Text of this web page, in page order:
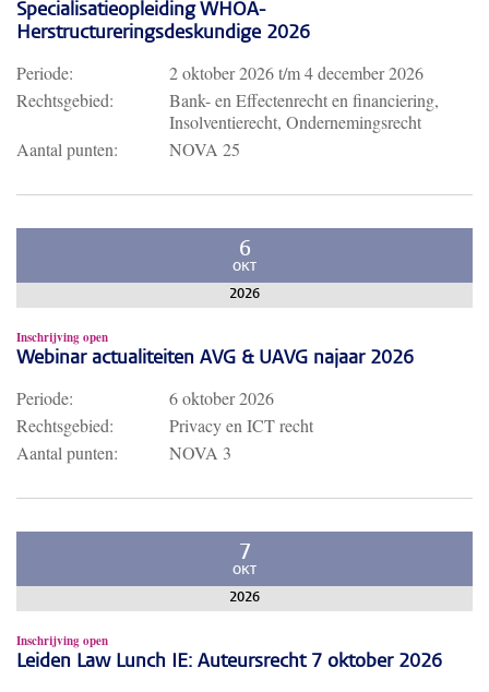
Specialisatieopleiding WHOA-
Herstructureringsdeskundige 2026
Periode: 2 oktober 2026t/m4 december 2026
Rechtsgebied:
Bank- en Effectenrecht en financiering,
Insolventierecht, Ondernemingsrecht
Aantal punten:
NOVA 25
6
OKT
2026
Inschrijving open
Webinar actualiteiten AVG & UAVG najaar 2026
Periode:
6 oktober 2026
Rechtsgebied:
Privacy en ICT recht
Aantal punten:
NOVA 3
7
OKT
2026
Inschrijving open
Leiden Law Lunch IE: Auteursrecht 7 oktober 2026